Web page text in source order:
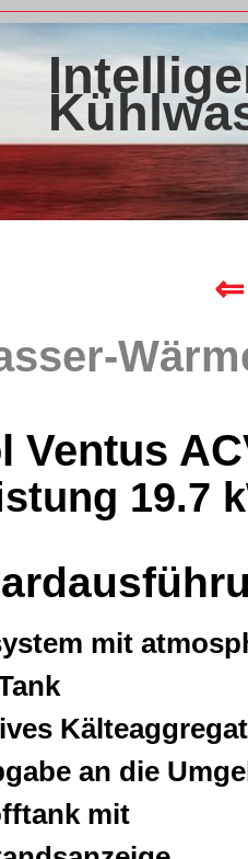
⇐
Ventus
19.7
mit
Kälteaggregat
an die
mit